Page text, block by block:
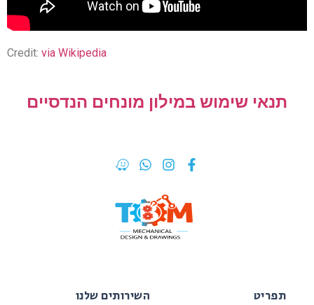
Credit: via Wikipedia
תנאי שימוש במילון מונחים הנדסיים
תפריט השירותים שלנו